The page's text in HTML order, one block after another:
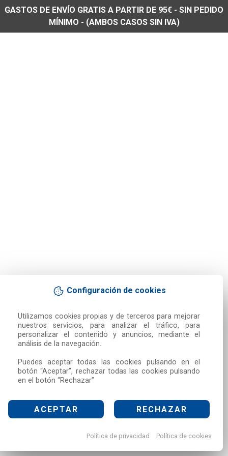
Configuración de cookies
Utilizamos cookies propias y de terceros para mejorar
nuestros servicios, para analizar el tráfico, para
personalizar el contenido y anuncios, mediante el
análisis de la navegación.
Puedes aceptar todas las cookies pulsando en el
botón “Aceptar”, rechazar todas las cookies pulsando
en el botón “Rechazar”
ACEPTAR RECHAZAR
Política de privacidad Política de cookies
GASTOS DE ENVÍO GRATIS A PARTIR DE 95€ - SIN PEDIDO
MÍNIMO - (AMBOS CASOS SIN IVA)